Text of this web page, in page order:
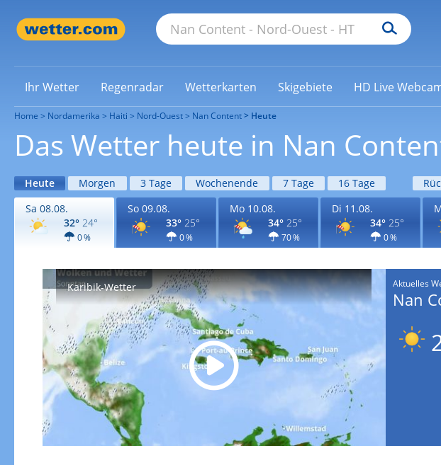
Ihr Wetter Regenradar Wetterkarten Skigebiete HD Live
Home Nordamerika Haiti Nord-Ouest Nan Content Heute
Das Wetter heute in Nan
Heute Morgen 3 Tage Wochenende 7 Tage 16 Tage
Sa 08.08.
32° 24°
0 %
So 09.08.
33° 25°
0 %
Mo 10.08.
34° 25°
70 %
Di 11.08.
34° 25°
0 %
Karibik-Wetter Aktuelles
Nan